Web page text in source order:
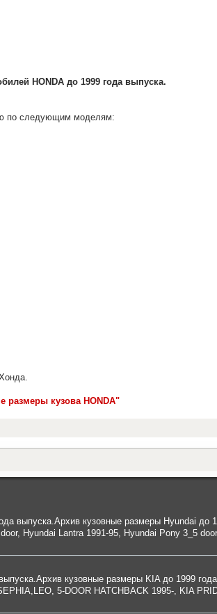
HONDA до 1999 года выпуска.
по следующим моделям:
размеры кузова HONDA"
выпуска.Архив кузовные размеры Hyundai до
Hyundai Lantra 1991-95, Hyundai Pony 3_5 door
кузовные размеры KIA до 1999 года
5-DOOR HATCHBACK 1995-, KIA